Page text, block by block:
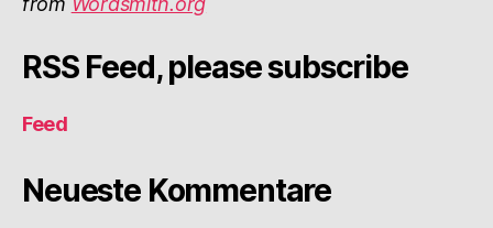
RSS Feed, please subscribe
Feed
Neueste Kommentare